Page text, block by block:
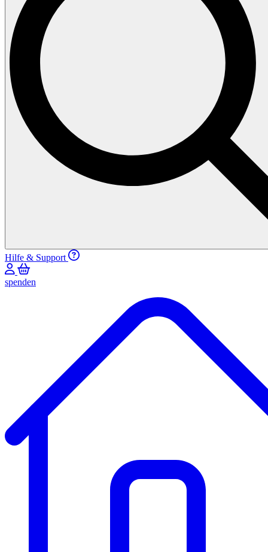
Hilfe & Support
spenden